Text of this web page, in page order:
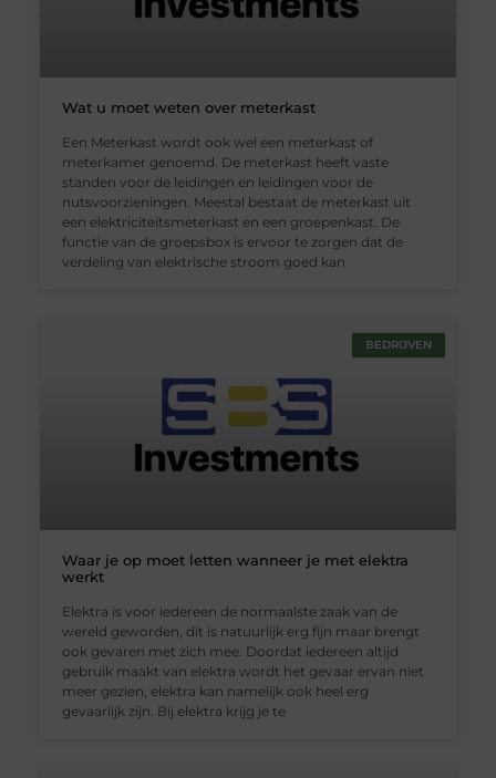
Wat u moet weten over meterkast
Een Meterkast wordt ook wel een meterkast of
meterkamer genoemd. De meterkast heeft vaste
standen voor de leidingen en leidingen voor de
nutsvoorzieningen. Meestal bestaat de meterkast uit
een elektriciteitsmeterkast en een groepenkast. De
functie van de groepsbox is ervoor te zorgen dat de
verdeling van elektrische stroom goed kan
BEDRIJVEN
Waar je op moet letten wanneer je met elektra
werkt
Elektra is voor iedereen de normaalste zaak van de
wereld geworden, dit is natuurlijk erg fijn maar brengt
ook gevaren met zich mee. Doordat iedereen altijd
gebruik maakt van elektra wordt het gevaar ervan niet
meer gezien, elektra kan namelijk ook heel erg
gevaarlijk zijn. Bij elektra krijg je te